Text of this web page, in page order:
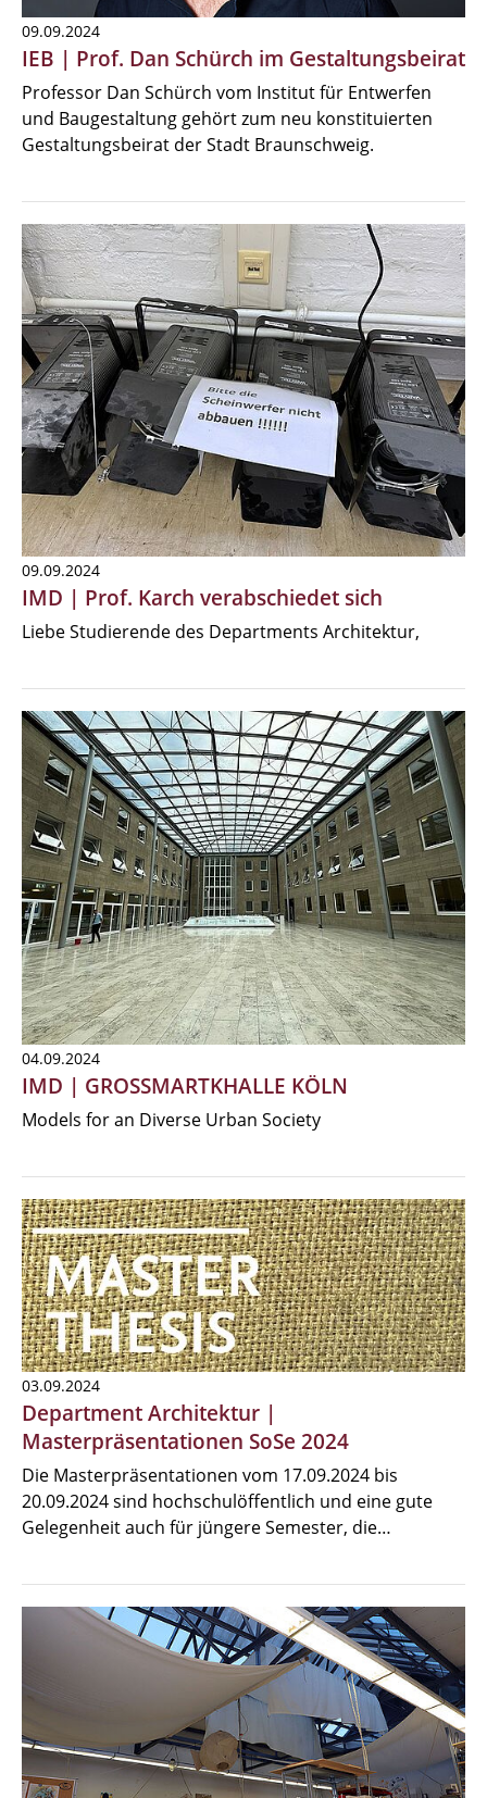
09.09.2024
IEB | Prof. Dan Schürch im Gestaltungsbeirat
Professor Dan Schürch vom Institut für Entwerfen
und Baugestaltung gehört zum neu konstituierten
Gestaltungsbeirat der Stadt Braunschweig.
09.09.2024
IMD | Prof. Karch verabschiedet sich
Liebe Studierende des Departments Architektur,
04.09.2024
IMD | GROSSMARTKHALLE KÖLN
Models for an Diverse Urban Society
03.09.2024
Department Architektur |
Masterpräsentationen SoSe 2024
Die Masterpräsentationen vom 17.09.2024 bis
20.09.2024 sind hochschulöffentlich und eine gute
Gelegenheit auch für jüngere Semester, die…